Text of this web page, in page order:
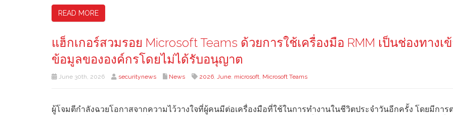
READ MORE
แฮ็กเกอร์สวมรอย Microsoft Teams ด้วยการใช้เครื่องมือ RMM เป็นช่องทางเ
ข้อมูลขององค์กรโดยไม่ได้รับอนุญาต
June 30th, 2026 securitynews News 2026, June, microsoft, Microsoft Teams
ผู้โจมตีกำลังฉวยโอกาสจากความไว้วางใจที่ผู้คนมีต่อเครื่องมือที่ใช้ในการทำงานในชีวิตประจำวันอีกครั้ง โดยมีการ